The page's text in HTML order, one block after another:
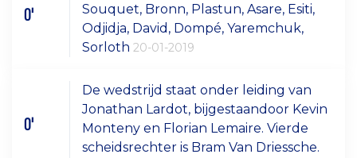
0'
Souquet, Bronn, Plastun, Asare, Esiti,
Odjidja, David, Dompé, Yaremchuk,
Sorloth20-01-2019
0'
De wedstrijd staat onder leiding van
Jonathan Lardot, bijgestaandoor Kevin
Monteny en Florian Lemaire. Vierde
scheidsrechter is Bram Van Driessche.